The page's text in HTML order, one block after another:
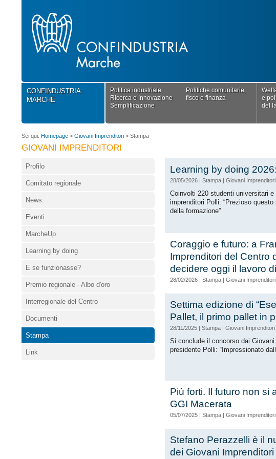
CONFINDUSTRIA
MARCHE
Politica industriale
Ricerca e Innovazione
Semplificazione
Politiche comunitarie,
fisco e finanza
e
del
Sei qui: Homepage > Giovani Imprenditori > Stampa
GIOVANI IMPRENDITORI
Learning by doing
28/05/2026 | Stampa | Giovani Imprenditori
Coinvolti 220 studenti universitari
imprenditori Polli: “Prezioso
della formazione”
Coraggio e futuro: a
Imprenditori del Centro
decidere oggi il lavoro
28/02/2026 | Stampa | Giovani Imprenditori
Settima edizione di
Pallet, il primo pallet in
28/11/2025 | Stampa | Giovani Imprenditori
Si conclude il concorso dai
presidente Polli: “Impressionato
Più forti. Il futuro non si
GGI Macerata
05/07/2025 | Stampa | Giovani Imprenditori
Stefano Perazzelli è il
dei Giovani
Profilo
Comitato regionale
News
Eventi
MarcheUp
Learning by doing
E se funzionasse?
Premio regionale - Albo d'oro
Interregionale del Centro
Documenti
Stampa
Link